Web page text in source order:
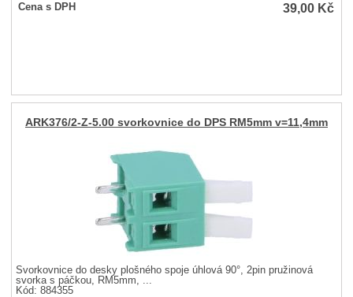
Cena s DPH
39,00 Kč
ARK376/2-Z-5.00 svorkovnice do DPS RM5mm v=11,4mm
Svorkovnice do desky plošného spoje úhlová 90°, 2pin pružinová
svorka s páčkou, RM5mm, ...
Kód: 884355